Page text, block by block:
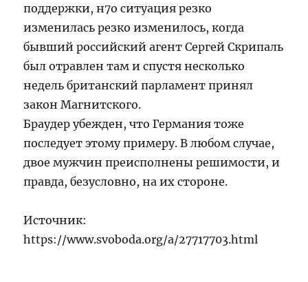
поддержки, н7о ситуация резко
изменилась резко изменилось, когда
бывший российский агент Сергей Скрипаль
был отравлен там и спустя несколько
недель британский парламент принял
закон Магнитского.
Браудер убежден, что Германия тоже
последует этому примеру. В любом случае,
двое мужчин преисполнены решимости, и
правда, безусловно, на их стороне.
Источник:
https://www.svoboda.org/a/27717703.html